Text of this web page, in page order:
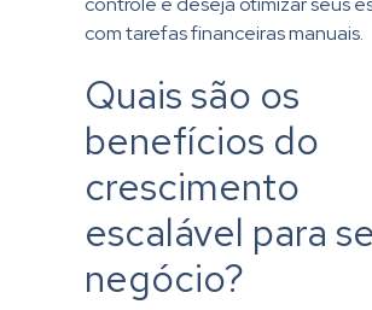
com tarefas financeiras manuais.
Quais são os
benefícios do
crescimento
escalável para
negócio?